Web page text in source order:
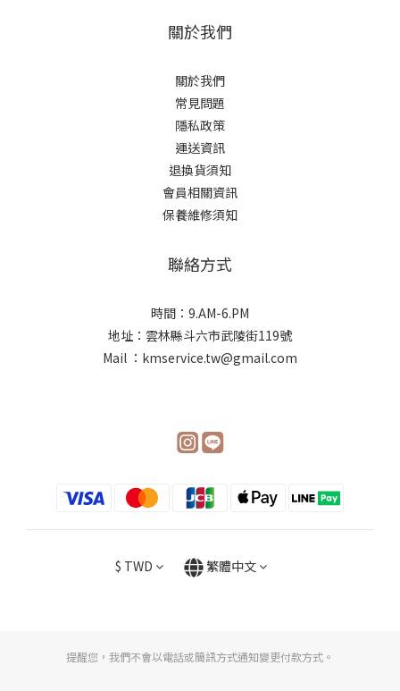
關於我們
關於我們
常見問題
隱私政策
運送資訊
退換貨須知
會員相關資訊
保養維修須知
聯絡方式
時間：9.AM-6.PM
地址：雲林縣斗六市武陵街119號
Mail ：kmservice.tw@gmail.com
$ TWD 繁體中文
提醒您，我們不會以電話或簡訊方式通知變更付款方式。